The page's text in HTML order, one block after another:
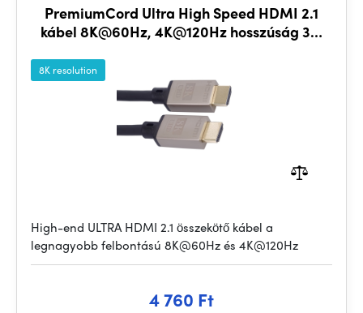
PremiumCord Ultra High Speed HDMI 2.1
kábel 8K@60Hz, 4K@120Hz hosszúság 3m
8K resolution
High-end ULTRA HDMI 2.1 összekötő kábel a
legnagyobb felbontású 8K@60Hz és 4K@120Hz
4 760 Ft